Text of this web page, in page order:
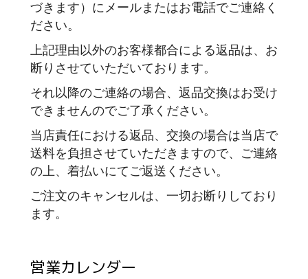
づきます）にメールまたはお電話でご連絡く
ださい。
上記理由以外のお客様都合による返品は、お
断りさせていただいております。
それ以降のご連絡の場合、返品交換はお受け
できませんのでご了承ください。
当店責任における返品、交換の場合は当店で
送料を負担させていただきますので、ご連絡
の上、着払いにてご返送ください。
ご注文のキャンセルは、一切お断りしており
ます。
営業カレンダー